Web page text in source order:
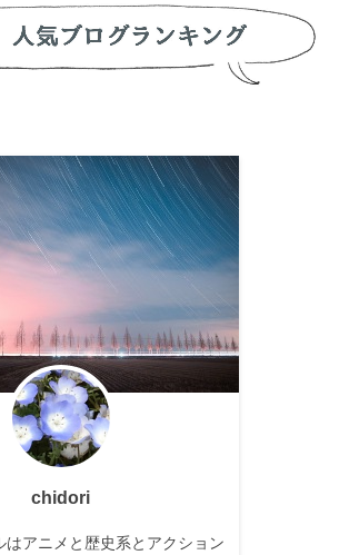
chidori
はアニメと歴史系とアクション